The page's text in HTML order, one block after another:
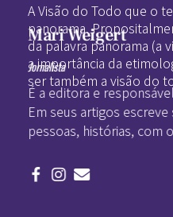
A Visão do Todo que o
panorama.
da palavra panorama (a
a importância da
ser também a visão do
Mari Weigert
Jornalista
É a editora e
Em seus artigos
pessoas, histórias, com